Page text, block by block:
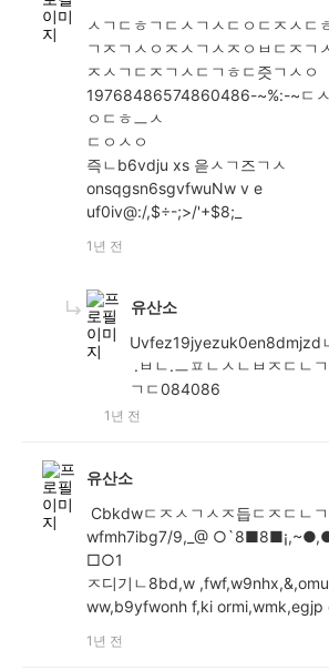
ㅅㄱㄷㅎㄱㄷㅅㄱㅅㄷㅇㄷㅈㅅㄷ
ㄱㅈㄱㅅㅇㅈㅅㄱㅅㅈㅇㅂㄷㅈㄱ
ㅈㅅㄱㄷㅈㄱㅅㄷㄱㅎㄷ즛ㄱㅅㅇ
19768486574860486-~%:-~ㄷㅅ
ㅇㄷㅎㅡㅅ
ㄷㅇㅅㅇ
즉ㄴb6vdju xs 읃ㅅㄱ즈ㄱㅅ
onsqgsn6sgvfwuNw v e
uf0iv@:/,$÷-;>/'+$8;_
1년 전
유산소
Uvfez19jyezuk0en8dmjzd
.ㅂㄴ.ㅡㅍㄴㅅㄴㅂㅈㄷㄴ
ㄱㄷ084086
1년 전
유산소
Cbkdwㄷㅈㅅㄱㅅㅈ듭ㄷㅈㄷㄴ
wfmh7ibg7/9,_@
□○1
ㅈ디기ㄴ8bd,w
ww,b9yfwonh f,ki ormi,wmk,egjp
1년 전